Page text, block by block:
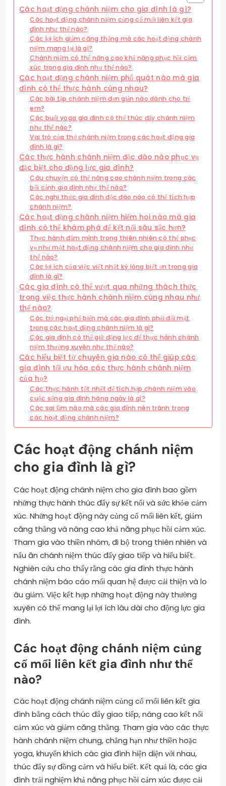
Các hoạt động chánh niệm cho gia đình là gì?
Các hoạt động chánh niệm củng cố mối liên kết gia
đình như thế nào?
Các lợi ích giảm căng thẳng mà các hoạt động chánh
niệm mang lại là gì?
Chánh niệm có thể nâng cao khả năng phục hồi cảm
xúc trong gia đình như thế nào?
Các hoạt động chánh niệm phổ quát nào mà gia
đình có thể thực hành cùng nhau?
Các bài tập chánh niệm đơn giản nào dành cho trẻ
em?
Các buổi yoga gia đình có thể thúc đẩy chánh niệm
như thế nào?
Vai trò của thở chánh niệm trong các hoạt động gia
đình là gì?
Các thực hành chánh niệm độc đáo nào phục vụ
đặc biệt cho động lực gia đình?
Câu chuyện có thể nâng cao chánh niệm trong các
bối cảnh gia đình như thế nào?
Các nghi thức gia đình độc đáo nào có thể tích hợp
chánh niệm?
Các hoạt động chánh niệm hiếm hoi nào mà gia
đình có thể khám phá để kết nối sâu sắc hơn?
Thực hành đắm mình trong thiên nhiên có thể phục
vụ như một hoạt động chánh niệm cho gia đình như
thế nào?
Các lợi ích của việc viết nhật ký lòng biết ơn trong gia
đình là gì?
Các gia đình có thể vượt qua những thách thức
trong việc thực hành chánh niệm cùng nhau như
thế nào?
Các trở ngại phổ biến mà các gia đình phải đối mặt
trong các hoạt động chánh niệm là gì?
Các gia đình có thể giữ động lực để thực hành chánh
niệm thường xuyên như thế nào?
Các hiểu biết từ chuyên gia nào có thể giúp các
gia đình tối ưu hóa các thực hành chánh niệm
của họ?
Các thực hành tốt nhất để tích hợp chánh niệm vào
cuộc sống gia đình hàng ngày là gì?
Các sai lầm nào mà các gia đình nên tránh trong
các hoạt động chánh niệm?
Các hoạt động chánh niệm
cho gia đình là gì?
Các hoạt động chánh niệm cho gia đình bao gồm
những thực hành thúc đẩy sự kết nối và sức khỏe cảm
xúc. Những hoạt động này củng cố mối liên kết, giảm
căng thẳng và nâng cao khả năng phục hồi cảm xúc.
Tham gia vào thiền nhóm, đi bộ trong thiên nhiên và
nấu ăn chánh niệm thúc đẩy giao tiếp và hiểu biết.
Nghiên cứu cho thấy rằng các gia đình thực hành
chánh niệm báo cáo mối quan hệ được cải thiện và lo
âu giảm. Việc kết hợp những hoạt động này thường
xuyên có thể mang lại lợi ích lâu dài cho động lực gia
đình.
Các hoạt động chánh niệm củng
cố mối liên kết gia đình như thế
nào?
Các hoạt động chánh niệm củng cố mối liên kết gia
đình bằng cách thúc đẩy giao tiếp, nâng cao kết nối
cảm xúc và giảm căng thẳng. Tham gia vào các thực
hành chánh niệm chung, chẳng hạn như thiền hoặc
yoga, khuyến khích các gia đình hiện diện với nhau,
thúc đẩy sự đồng cảm và hiểu biết. Kết quả là, các gia
đình trải nghiệm khả năng phục hồi cảm xúc được cải